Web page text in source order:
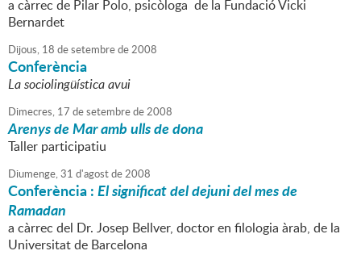
a càrrec de Pilar Polo, psicòloga de la Fundació Vicki
Bernardet
Dijous, 18 desetembrede2008
Conferència
La sociolingüística avui
Dimecres, 17 desetembrede2008
Arenys de Mar amb ulls de dona
Taller participatiu
Diumenge,31 d'agostde2008
Conferència :El significat del dejuni del mes de
Ramadan
a càrrec del Dr. Josep Bellver, doctor en filologia àrab, de la
Universitat de Barcelona